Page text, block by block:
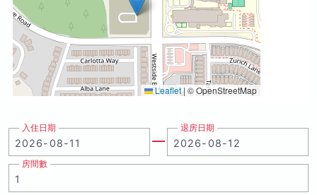
Leaflet| © OpenStreetMap
入住日期 退房日期
房間數